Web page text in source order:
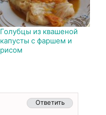
Голубцы из квашеной
капусты с фаршем и
рисом
Ответить